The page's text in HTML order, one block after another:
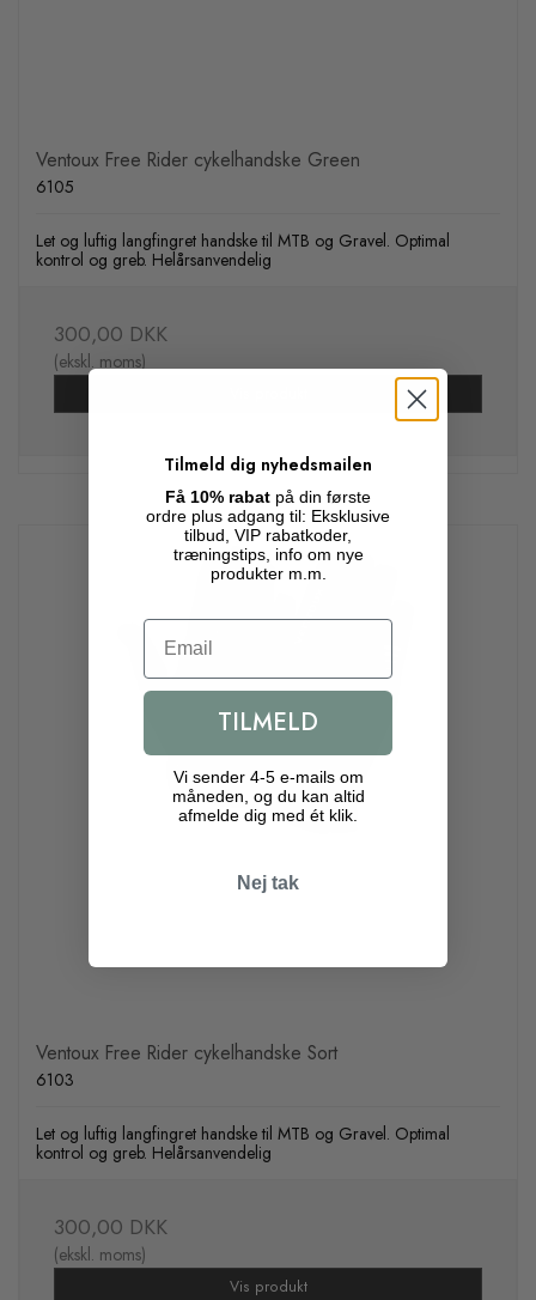
Ventoux Free Rider cykelhandske Green
6105
Let og luftig langfingret handske til MTB og Gravel. Optimal
kontrol og greb. Helårsanvendelig
300,00 DKK
(ekskl. moms)
Ventoux Free Rider cykelhandske Sort
6103
Let og luftig langfingret handske til MTB og Gravel. Optimal
kontrol og greb. Helårsanvendelig
300,00 DKK
(ekskl. moms)
Vis produkt
Tilmeld dig nyhedsmailen
Få 10% rabat på din første
ordre plus adgang til: Eksklusive
tilbud, VIP rabatkoder,
træningstips, info om nye
produkter m.m.
Email
TILMELD
Vi sender 4-5 e-mails om
måneden, og du kan altid
afmelde dig med ét klik.
Nej tak